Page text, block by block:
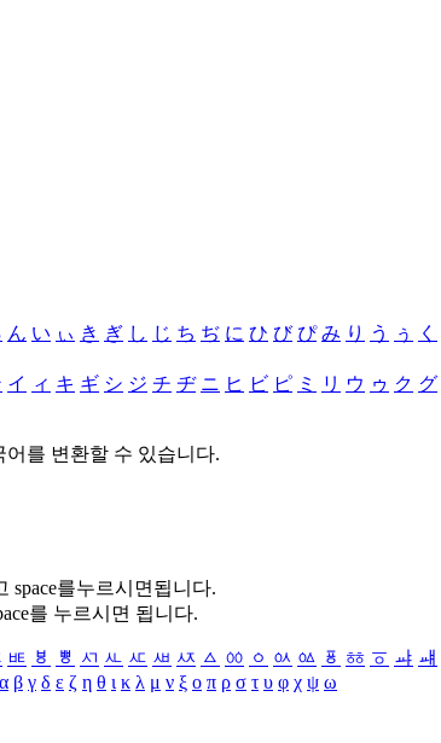
ん い ぃ き ぎ し じ ち ぢ に ひ び ぴ み り う ぅ く
イ ィ キ ギ シ ジ チ ヂ ニ ヒ ビ ピ ミ リ ウ ゥ ク グ
를 변환할 수 있습니다.
space를누르시면됩니다.
를 누르시면 됩니다.
ㅷ ㅸ ㅹ ㅺ ㅻ ㅼ ㅽ ㅾ ㅿ ㆀ ㆁ ㆂ ㆃ ㆄ ㆅ ㆆ ㆇ ㆈ
α β γ δ ε ζ η θ ι κ λ μ ν ξ ο π ρ σ τ υ φ χ ψ ω